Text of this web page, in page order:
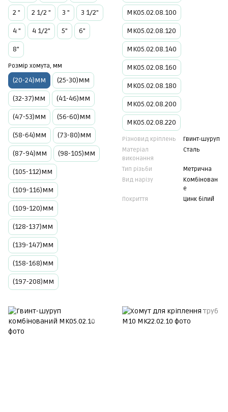
2 " 2 1/2 " 3 " 3 1/2"
4 " 4 1/2" 5" 6"
8"
Розмір хомута, мм
(20-24)мм (25-30)мм
(32-37)мм (41-46)мм
(47-53)мм (56-60)мм
(58-64)мм (73-80)мм
(87-94)мм (98-105)мм
(105-112)мм
(109-116)мм
(109-120)мм
(128-137)мм
(139-147)мм
(158-168)мм
(197-208)мм
МК05.02.08.100
МК05.02.08.120
МК05.02.08.140
МК05.02.08.160
МК05.02.08.180
МК05.02.08.200
МК05.02.08.220
Різновид кріплень
Гвинт-шуруп
Матеріал
виконання
Сталь
Тип різьби
Метрична
Вид нарізу
Комбінован
е
Покриття
Цинк білий